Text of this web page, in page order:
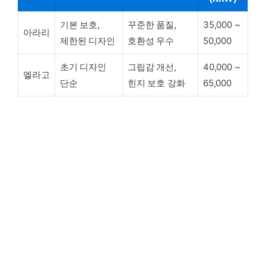
아라리
기본 보호,
제한된 디자인
꾸준한 품질,
호환성 우수
35,000 ~
50,000
엘라고
초기 디자인
단순
그립감 개선,
힌지 보호 강화
40,000 ~
65,000